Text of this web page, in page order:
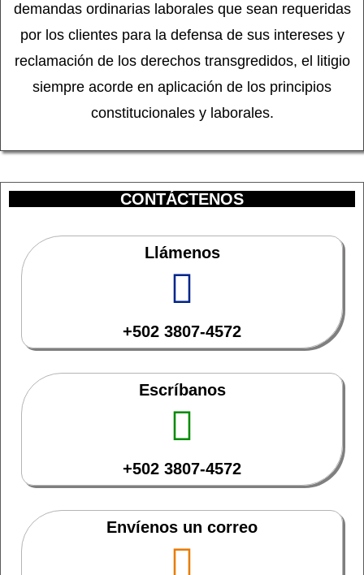
demandas ordinarias laborales que sean requeridas
por los clientes para la defensa de sus intereses y
reclamación de los derechos transgredidos, el litigio
siempre acorde en aplicación de los principios
constitucionales y laborales.
CONTÁCTENOS
Llámenos
+502 3807-4572
Escríbanos
+502 3807-4572
Envíenos un correo